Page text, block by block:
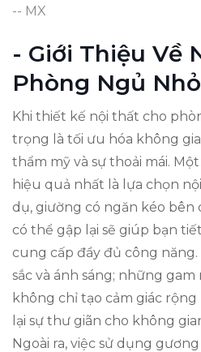
-- MX
- Giới Thiệu Về
Phòng Ngủ Nhỏ
Khi thiết kế nội thất cho
trọng là tối ưu hóa không
thẩm mỹ và sự thoải mái.
hiệu quả nhất là lựa chọn
dụ, giường có ngăn kéo bên
có thể gập lại sẽ giúp bạn
cung cấp đầy đủ công
sắc và ánh sáng; những
không chỉ tạo cảm giác rộng
lại sự thư giãn cho không
Ngoài ra, việc sử dụng